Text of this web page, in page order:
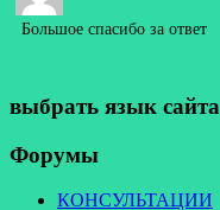
Большое спасибо за ответ
выбрать язык сайта
Форумы
КОНСУЛЬТАЦИИ